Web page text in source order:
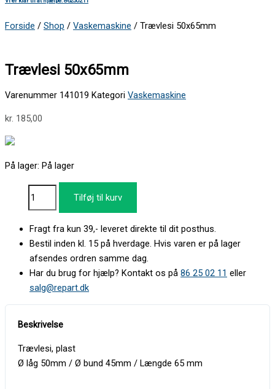
Forside / Shop / Vaskemaskine / Trævlesi 50x65mm
Trævlesi 50x65mm
Varenummer 141019 Kategori Vaskemaskine
kr. 185,00
På lager: På lager
Tilføj til kurv
Fragt fra kun 39,- leveret direkte til dit posthus.
Bestil inden kl. 15 på hverdage. Hvis varen er på lager
afsendes ordren samme dag.
Har du brug for hjælp? Kontakt os på 86 25 02 11 eller
salg@repart.dk
Trævlesi, plast
Ø låg 50mm / Ø bund 45mm / Længde 65 mm